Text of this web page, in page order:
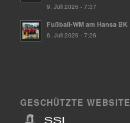
9. Juli 2026 - 7:37
Fußball-WM am Hansa BK
6. Juli 2026 - 7:26
GESCHÜTZTE WEBSITE